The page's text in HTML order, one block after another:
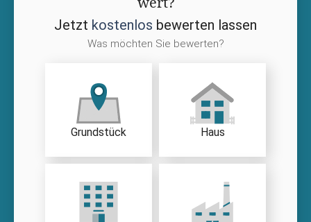
Jetzt kostenlos bewerten lassen
Was möchten Sie bewerten?
Grundstück Haus